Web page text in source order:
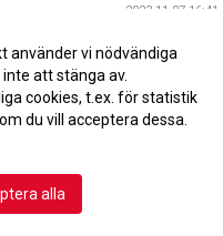
2023-11-07 16:41
2023-11-01 17:00
använder vi nödvändiga
att stänga av.
cookies, t.ex. för statistik
du vill acceptera dessa.
alla